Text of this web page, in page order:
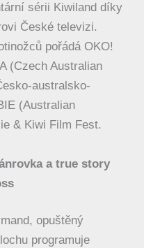
sérii Kiwiland díky
České televizi.
pořádá OKO!
(Czech Australian
australsko-
(Australian
& Kiwi Film Fest.
a true story
opuštěný
programuje